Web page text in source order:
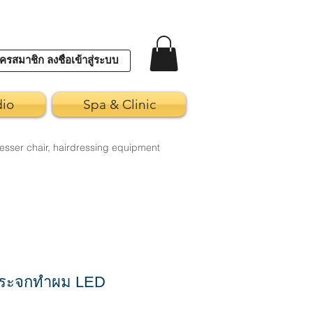
รสมาชิก ลงชื่อเข้าสู่ระบบ
Spa & Clinic
chair, hairdressing equipment
ะจกทำผม LED